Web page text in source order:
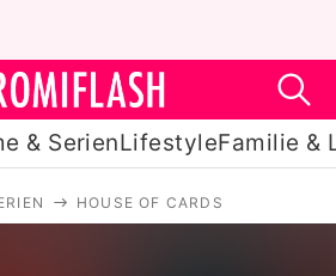
& SerienLifestyleFamilie &
HOUSE OF CARDS